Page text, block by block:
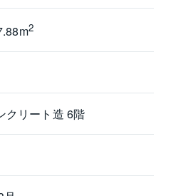
2
クリート造 6階